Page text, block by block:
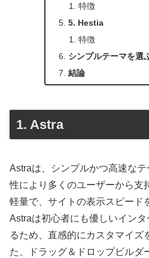
特徴
5. Hestia
特徴
シンプルテーマを選
結論
1. Astra
Astraは、シンプルかつ高速な
性により多くのユーザーから支
軽量で、サイトの表示スピード
Astraは初心者にも優しいイン
るため、直感的にカスタマイズ
た、ドラッグ＆ドロップビルダ